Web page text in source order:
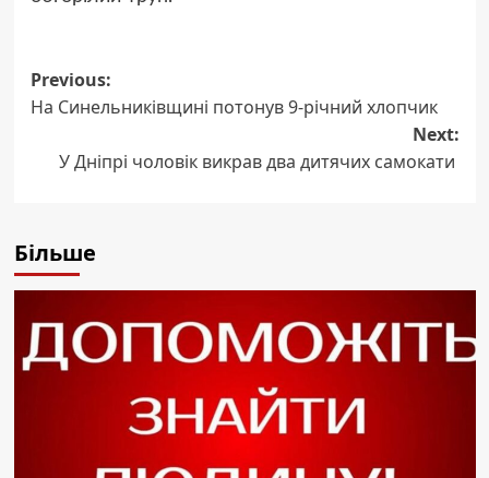
Post
navigation
Previous:
На Синельниківщині потонув 9-річний хлопчик
Next:
У Дніпрі чоловік викрав два дитячих самокати
Більше